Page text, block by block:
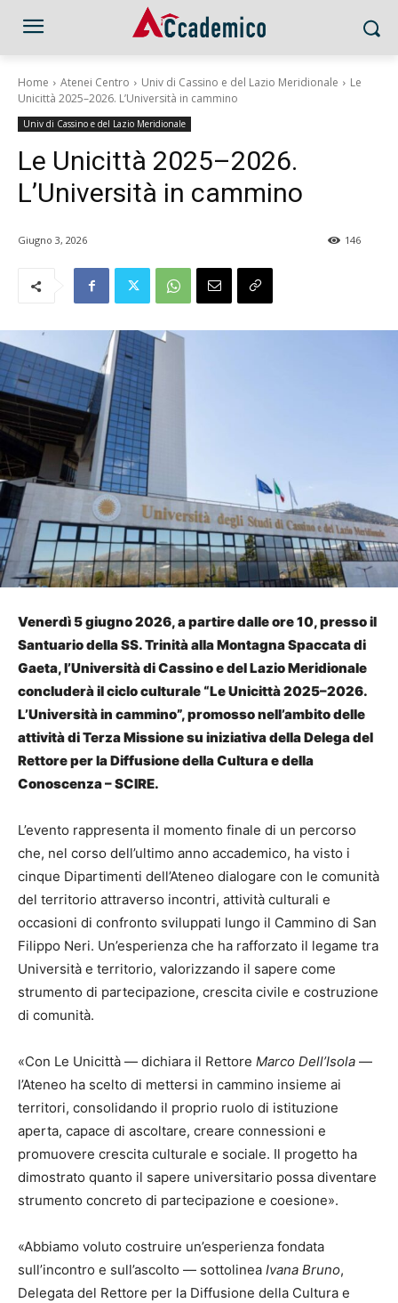
Home Atenei Centro Univ di Cassino e del Lazio Meridionale
Le
Unicittà 2025–2026. L’Università in cammino
Univ di Cassino e del Lazio Meridionale
Le Unicittà 2025–2026.
L’Università in cammino
Giugno 3, 2026 146
Venerdì 5 giugno 2026, a partire dalle ore 10, presso il
Santuario della SS. Trinità alla Montagna Spaccata di
Gaeta, l’Università di Cassino e del Lazio Meridionale
concluderà il ciclo culturale “Le Unicittà 2025–2026.
L’Università in cammino”, promosso nell’ambito delle
attività di Terza Missione su iniziativa della Delega del
Rettore per la Diffusione della Cultura e della
Conoscenza – SCIRE.
L’evento rappresenta il momento finale di un percorso
che, nel corso dell’ultimo anno accademico, ha visto i
cinque Dipartimenti dell’Ateneo dialogare con le comunità
del territorio attraverso incontri, attività culturali e
occasioni di confronto sviluppati lungo il Cammino di San
Filippo Neri. Un’esperienza che ha rafforzato il legame tra
Università e territorio, valorizzando il sapere come
strumento di partecipazione, crescita civile e costruzione
di comunità.
«Con Le Unicittà — dichiara il Rettore Marco Dell’Isola —
l’Ateneo ha scelto di mettersi in cammino insieme ai
territori, consolidando il proprio ruolo di istituzione
aperta, capace di ascoltare, creare connessioni e
promuovere crescita culturale e sociale. Il progetto ha
dimostrato quanto il sapere universitario possa diventare
strumento concreto di partecipazione e coesione».
«Abbiamo voluto costruire un’esperienza fondata
sull’incontro e sull’ascolto — sottolinea Ivana Bruno,
Delegata del Rettore per la Diffusione della Cultura e